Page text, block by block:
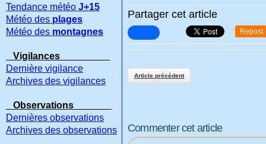
Partager cet article
Repost
Article précédent
Commenter cet article
Tendance météo J+15
Météo des plages
Météo des montagnes
Vigilances
Dernière vigilance
Archives des vigilances
Observations
Dernières observations
Archives des observations